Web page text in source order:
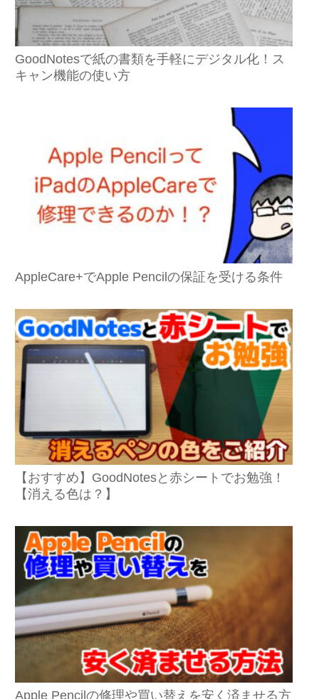
GoodNotesで紙の書類を手軽にデジタル化！ス
キャン機能の使い方
AppleCare+でApple Pencilの保証を受ける条件
【おすすめ】GoodNotesと赤シートでお勉強！
【消える色は？】
Apple Pencilの修理や買い替えを安く済ませる方